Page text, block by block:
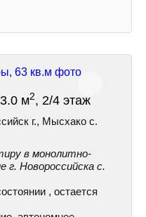
м2, 2/4 этаж
г., Мысхако с.
в монолитно-
г. Новороссийска с.
, остается